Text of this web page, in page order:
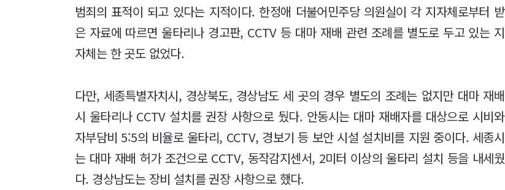
범죄의 표적이 되고 있다는 지적이다. 한정애 더불어민주당 의원실이 각 지자체로부터 받
은 자료에 따르면 울타리나 경고판, CCTV 등 대마 재배 관련 조례를 별도로 두고 있는 지
자체는 한 곳도 없었다.
다만, 세종특별자치시, 경상북도, 경상남도 세 곳의 경우 별도의 조례는 없지만 대마 재배
시 울타리나 CCTV 설치를 권장 사항으로 뒀다. 안동시는 대마 재배자를 대상으로 시비와
자부담비 5:5의 비율로 울타리, CCTV, 경보기 등 보안 시설 설치비를 지원 중이다. 세종시
는 대마 재배 허가 조건으로 CCTV, 동작감지센서, 2미터 이상의 울타리 설치 등을 내세웠
다. 경상남도는 장비 설치를 권장 사항으로 했다.